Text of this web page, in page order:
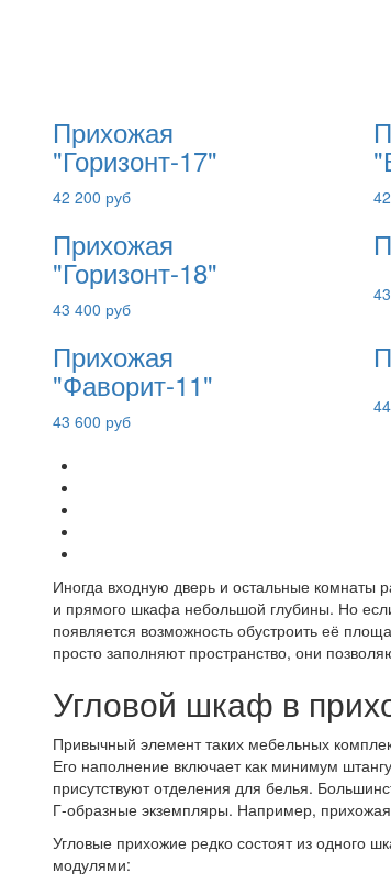
Прихожая
"Горизонт-17"
42 200 руб
Прихожая
"Горизонт-18"
43 400 руб
Прихожая
"Фаворит-11"
43 600 руб
Иногда входную дверь и остальные комнаты
и прямого шкафа небольшой глубины. Но
появляется возможность обустроить её
просто заполняют пространство, они
Угловой шкаф в
Привычный элемент таких мебельных
Его наполнение включает как минимум
присутствуют отделения для белья.
Г-образные экземпляры. Например,
Угловые прихожие редко состоят из одного
модулями: